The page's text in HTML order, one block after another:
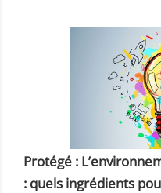
Protégé :
: quels ingrédients